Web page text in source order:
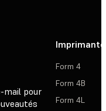
mail pour
Form 4
Form 4B
Form 4L